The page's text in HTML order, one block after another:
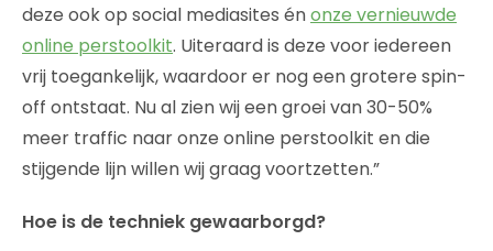
deze ook op social mediasites énonze vernieuwde
online perstoolkit. Uiteraard is deze voor iedereen
vrij toegankelijk, waardoor er nog een grotere spin-
off ontstaat. Nu al zien wij een groei van 30-50%
meer traffic naar onze online perstoolkit en die
stijgende lijn willen wij graag voortzetten.”
Hoe is de techniek gewaarborgd?